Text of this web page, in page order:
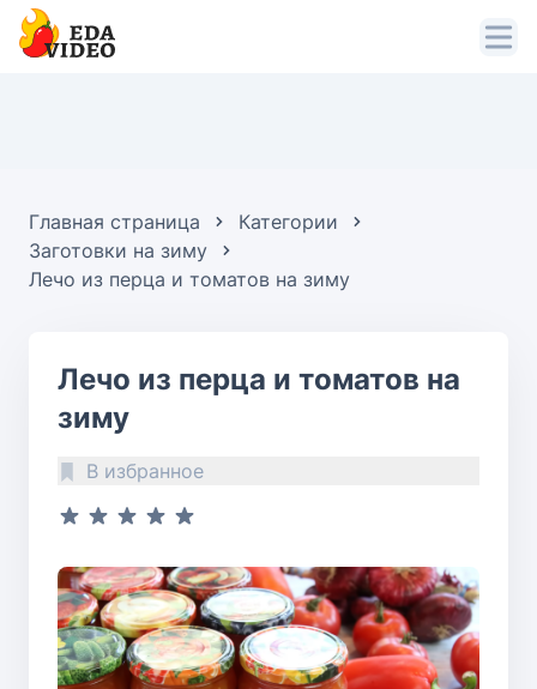
Главная страница
Категории
Заготовки на зиму
Лечо из перца и томатов на зиму
Лечо из перца и томатов на
зиму
В избранное